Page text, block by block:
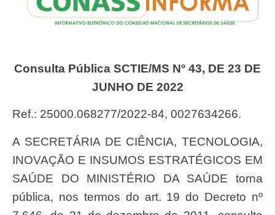
Consulta Pública SCTIE/MS Nº 43, DE 23 DE
JUNHO DE 2022
Ref.: 25000.068277/2022-84, 0027634266.
A SECRETÁRIA DE CIÊNCIA, TECNOLOGIA,
INOVAÇÃO E INSUMOS ESTRATÉGICOS EM
SAÚDE DO MINISTÉRIO DA SAÚDE torna
pública, nos termos do art. 19 do Decreto nº